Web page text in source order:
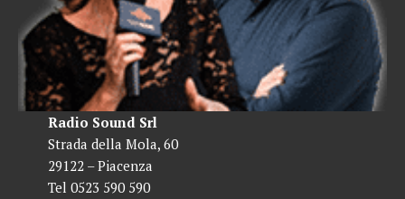
Radio Sound Srl
Strada della Mola, 60
29122 – Piacenza
Tel 0523 590 590